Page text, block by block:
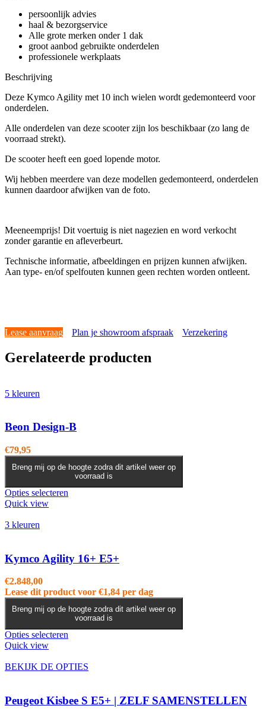
persoonlijk advies
haal & bezorgservice
Alle grote merken onder 1 dak
groot aanbod gebruikte onderdelen
professionele werkplaats
Beschrijving
Deze Kymco Agility met 10 inch wielen wordt gedemonteerd voor
onderdelen.
Alle onderdelen van deze scooter zijn los beschikbaar (zo lang de
voorraad strekt).
De scooter heeft een goed lopende motor.
Wij hebben meerdere van deze modellen gedemonteerd, onderdelen
kunnen daardoor afwijken van de foto.
Meeneemprijs! Dit voertuig is niet nagezien en word verkocht
zonder garantie en afleverbeurt.
Technische informatie, afbeeldingen en prijzen kunnen afwijken.
Aan type- en/of spelfouten kunnen geen rechten worden ontleent.
Lease aanvraag Plan je showroom afspraak Verzekering
Gerelateerde producten
5 kleuren
Beon Design-B
€79,95
Breng mij op de hoogte zodra dit artikel weer op
voorraad is
Opties selecteren
optie
kan
worden
op
de
productpagina
Quick view
3 kleuren
Kymco Agility 16+ E5+
€2.848,00
Lease dit product voor €1,84 per dag
Breng mij op de hoogte zodra dit artikel weer op
voorraad is
Opties selecteren
meerdere
optie
kan
Quick view
BEKIJK DE OPTIES
Peugeot Kisbee S E5+ | ZELF SAMENSTELLEN